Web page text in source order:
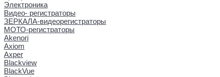
Электроника
Видео- регистраторы
ЗЕРКАЛА-видеорегистраторы
МОТО-регистраторы
Akenori
Axiom
Axper
Blackview
BlackVue